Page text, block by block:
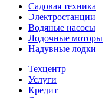
Садовая техника
Электростанции
Водяные насосы
Лодочные моторы
Надувные лодки
Техцентр
Услуги
Кредит